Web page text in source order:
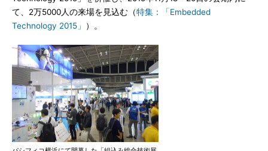
て、2万5000人の来場を見込む（特集：「Embedded
Technology 2015」
）。